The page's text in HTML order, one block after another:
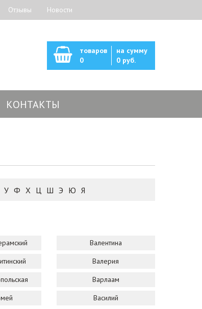
Отзывы Новости
товаров
0
на сумму
0 руб.
КОНТАКТЫ
У Ф Х Ц Ш Э Ю Я
Валентина
Валерия
Варлаам
Василий